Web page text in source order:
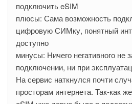
подключить eSIM
плюсы: Сама возможность
цифровую СИМку, понятный
доступно
минусы: Ничего негативного не
подключении, ни при
На сервис наткнулся почти
просторам интернета. Так-как